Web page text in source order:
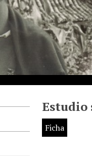
Estudio
Ficha